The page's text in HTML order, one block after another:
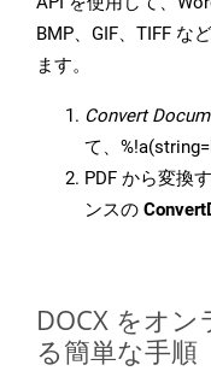
BMP、GIF、TIFF な
ます。
Convert
て、
PDF から変換
ンスの
DOCX をオン
る簡単な手順